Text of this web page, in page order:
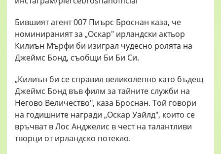
Бившият агент 007 Пиърс Броснан каза, че
номинираният за „Оскар" ирландски актьор
Килиън Мърфи би изиграл чудесно ролята на
Джеймс Бонд, съобщи Би Би Си.
„Килиън би се справил великолепно като бъдещ
Джеймс Бонд във филм за тайните служби на
Негово Величество", каза Броснан. Той говори
на годишните награди „Оскар Уайлд", които се
връчват в Лос Анджелис в чест на талантливи
творци от ирландско потекло.